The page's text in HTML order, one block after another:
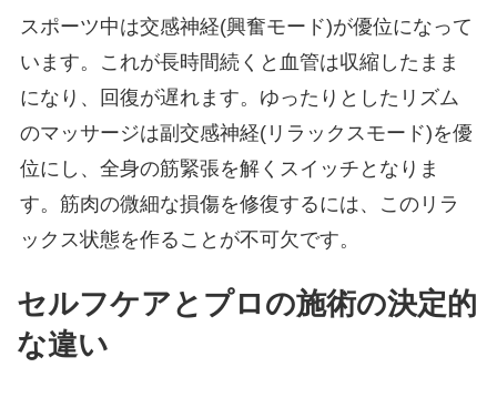
スポーツ中は交感神経(興奮モード)が優位になって
います。これが長時間続くと血管は収縮したまま
になり、回復が遅れます。ゆったりとしたリズム
のマッサージは副交感神経(リラックスモード)を優
位にし、全身の筋緊張を解くスイッチとなりま
す。筋肉の微細な損傷を修復するには、このリラ
ックス状態を作ることが不可欠です。
セルフケアとプロの施術の決定的
な違い